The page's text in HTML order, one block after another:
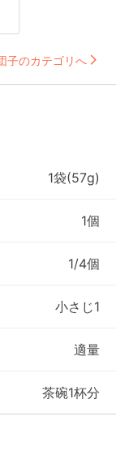
子のカテゴリへ
1袋(57g)
1個
1/4個
小さじ1
適量
茶碗1杯分